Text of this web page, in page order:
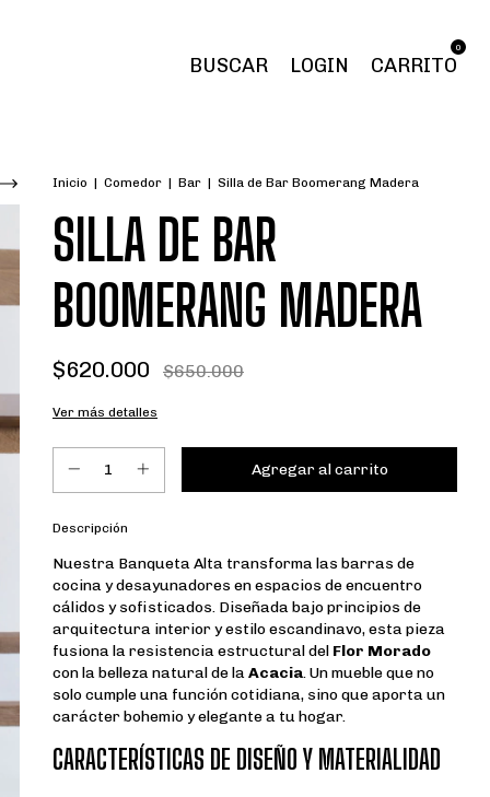
BUSCAR LOGIN CARRITO
0
Inicio | Comedor | Bar | Silla de Bar Boomerang Madera
SILLA DE BAR
BOOMERANG MADERA
$620.000 $650.000
Ver más detalles
Descripción
Nuestra Banqueta Alta transforma las barras de
cocina y desayunadores en espacios de encuentro
cálidos y sofisticados. Diseñada bajo principios de
arquitectura interior y estilo escandinavo, esta pieza
fusiona la resistencia estructural del Flor Morado
con la belleza natural de laAcacia. Un mueble que no
solo cumple una función cotidiana, sino que aporta un
carácter bohemio y elegante a tu hogar.
CARACTERÍSTICAS DE DISEÑO Y MATERIALIDAD